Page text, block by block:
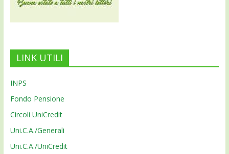
LINK UTILI
INPS
Fondo Pensione
Circoli UniCredit
Uni.C.A./Generali
Uni.C.A./UniCredit